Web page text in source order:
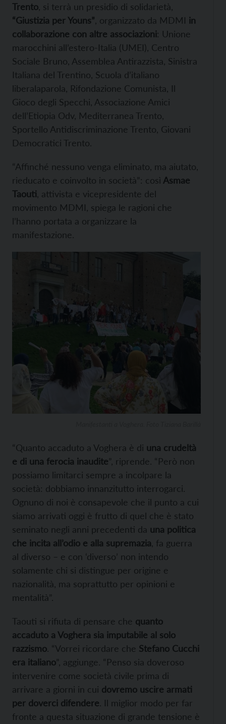
Trento , si terrà un presidio di solidarietà,
“Giustizia per Youns” , organizzato da MDMI in
collaborazione con altre associazioni: Unione
marocchini all’estero-Italia (UMEI), Centro
Sociale Bruno, Assemblea Antirazzista, Sinistra
Italiana del Trentino, Scuola d’italiano
liberalaparola, Rifondazione Comunista, Il
Gioco degli Specchi, Associazione Amici
dell’Etiopia Odv, Mediterranea Trento,
Sportello Antidiscriminazione Trento, Giovani
Democratici Trento.
“Affinché nessuno venga eliminato, ma aiutato,
rieducato e coinvolto in società”: così Asmae
Taouti , attivista e vicepresidente del
movimento MDMI, spiega le ragioni che
l’hanno portata a organizzare la
manifestazione.
“Quanto accaduto a Voghera è di una crudeltà
e di una ferocia inaudite”, riprende. “Però non
possiamo limitarci sempre a incolpare la
società: dobbiamo innanzitutto interrogarci.
Ognuno di noi è consapevole che il punto a cui
siamo arrivati oggi è frutto di quel che è stato
seminato negli anni precedenti da una politica
che incita all’odio e alla supremazia , fa guerra
al diverso – e con ‘diverso’ non intendo
solamente chi si distingue per origine e
nazionalità, ma soprattutto per opinioni e
mentalità”.
Taouti si rifiuta di pensare che quanto
accaduto a Voghera sia imputabile al solo
razzismo. “Vorrei ricordare che Stefano Cucchi
era italiano”, aggiunge. “Penso sia doveroso
intervenire come società civile prima di
arrivare a giorni in cui dovremo uscire armati
per doverci difendere. Il miglior modo per far
fronte a questa situazione di grande tensione è